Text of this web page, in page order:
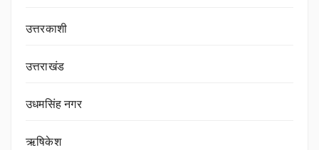
उत्तरकाशी
उत्तराखंड
उधमसिंह नगर
ऋषिकेश